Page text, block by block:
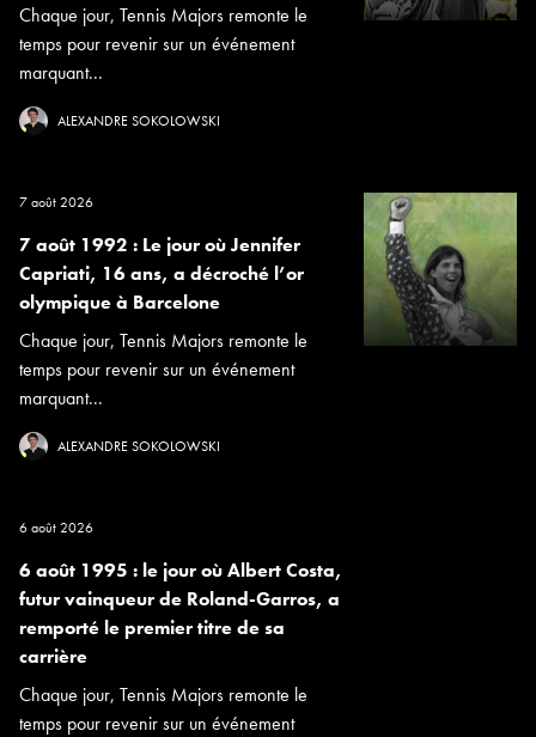
Chaque jour, Tennis Majors remonte le
temps pour revenir sur un événement
marquant...
ALEXANDRE SOKOLOWSKI
7 août 2026
7 août 1992 : Le jour où Jennifer
Capriati, 16 ans, a décroché l’or
olympique à Barcelone
Chaque jour, Tennis Majors remonte le
temps pour revenir sur un événement
marquant...
ALEXANDRE SOKOLOWSKI
6 août 2026
6 août 1995 : le jour où Albert Costa,
futur vainqueur de Roland-Garros, a
remporté le premier titre de sa
carrière
Chaque jour, Tennis Majors remonte le
temps pour revenir sur un événement